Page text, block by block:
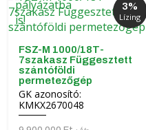
3%
Lízing
FSZ-M 1000/18T-
7szakasz Függesztett
szántóföldi
permetezőgép
GK azonosító:
KMKX2670048